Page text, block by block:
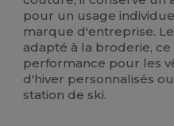
pour un usage
marque d'entreprise.
adapté à la broderie,
performance pour les
d'hiver personnalisés
station de ski.